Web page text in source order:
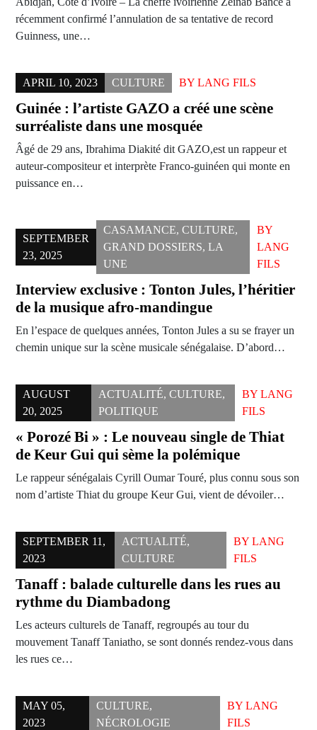
récemment confirmé l’annulation de sa tentative de record
Guinness, une…
APRIL 10, 2023 CULTURE BY LANG FILS
Guinée : l’artiste GAZO a créé une scène
surréaliste dans une mosquée
Âgé de 29 ans, Ibrahima Diakité dit GAZO,est un rappeur et
auteur-compositeur et interprète Franco-guinéen qui monte en
puissance en…
SEPTEMBER
23, 2025
CASAMANCE, CULTURE,
GRAND DOSSIERS, LA
UNE
BY
LANG
FILS
Interview exclusive : Tonton Jules, l’héritier
de la musique afro-mandingue
En l’espace de quelques années, Tonton Jules a su se frayer un
chemin unique sur la scène musicale sénégalaise. D’abord…
AUGUST
20, 2025
ACTUALITÉ, CULTURE,
POLITIQUE
BY LANG
FILS
« Porozé Bi » : Le nouveau single de Thiat
de Keur Gui qui sème la polémique
Le rappeur sénégalais Cyrill Oumar Touré, plus connu sous son
nom d’artiste Thiat du groupe Keur Gui, vient de dévoiler…
SEPTEMBER 11,
2023
ACTUALITÉ,
CULTURE
BYLANG
FILS
Tanaff : balade culturelle dans les rues au
rythme du Diambadong
Les acteurs culturels de Tanaff, regroupés au tour du
mouvement Tanaff Taniatho, se sont donnés rendez-vous dans
les rues ce…
MAY 05,
2023
CULTURE,
NÉCROLOGIE
BY LANG
FILS